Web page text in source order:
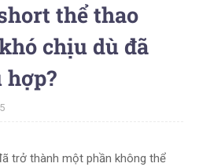
thể thao
chịu dù đã
hợp?
trở thành một phần không thể